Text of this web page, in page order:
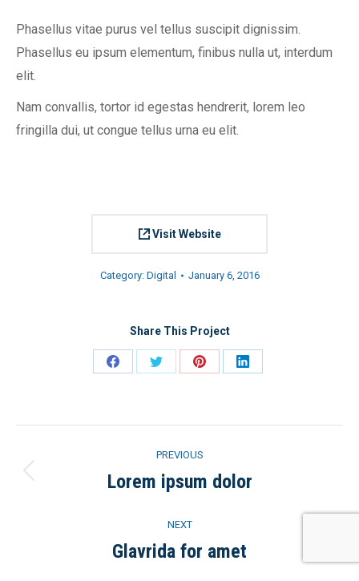
Phasellus vitae purus vel tellus suscipit dignissim.
Phasellus eu ipsum elementum, finibus nulla ut, interdum
elit.
Nam convallis, tortor id egestas hendrerit, lorem leo
fringilla dui, ut congue tellus urna eu elit.
Visit Website
Category: Digital January 6, 2016
Share This Project
Share
Share
Share
Share
navigation
PREVIOUS
Previous
Lorem ipsum dolor
NEXT
Next
Glavrida for amet